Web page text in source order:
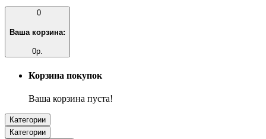
0
Ваша корзина:
0р.
Корзина покупок
Ваша корзина пуста!
Категории
Категории